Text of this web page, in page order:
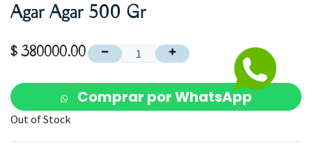
Agar Agar 500 Gr
$380000.00
Comprar por WhatsApp
Out of Stock